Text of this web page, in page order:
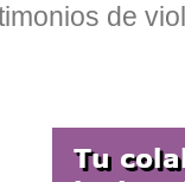
de